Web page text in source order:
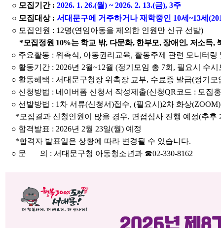
○ 모집기간 : 2026. 1. 26.(월) ~ 2026. 2. 13.(금), 3주
○ 모집대상 :서대문구에 거주하거나 재학중인 10세~13세
○ 모집인원 : 12명(연임아동을 제외한 인원만 신규 선발)
*모집정원 10%는 학교 밖, 다문화, 한부모, 장애인, 저소득,
○ 주요활동 : 위촉식, 아동권리교육, 활동주제 관련 모니터
○ 활동기간 : 2026년 2월~12월 (정기모임 총 7회, 필요시 수시
○ 활동혜택 : 서대문구청장 위촉장 교부, 수료증 발급(정기
○ 신청방법 : 네이버폼 신청서 작성제출(신청QR코드 : 모집
○ 선발방법 : 1차 서류(신청서)접수, (필요시)2차 화상
*모집결과 신청인원이 많을 경우, 면접심사 진행 예정(추후
○ 합격발표 : 2026년 2월 23일(월) 예정
*합격자 발표일은 상황에 따라 변경될 수 있습니다.
○ 문 의 : 서대문구청 아동청소년과 ☎02-330-8162